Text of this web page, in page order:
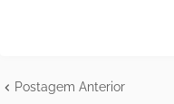
Postagem Anterior